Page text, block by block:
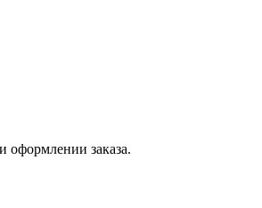
оформлении заказа.